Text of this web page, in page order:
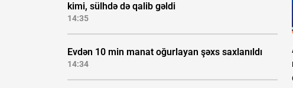
kimi, sülhdə də qalib gəldi
14:35
Evdən 10 min manat oğurlayan şəxs saxlanıldı
14:34